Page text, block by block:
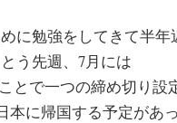
に勉強をしてきて半年
う先週、7月には
とで一つの締め切り設
本に帰国する予定があ